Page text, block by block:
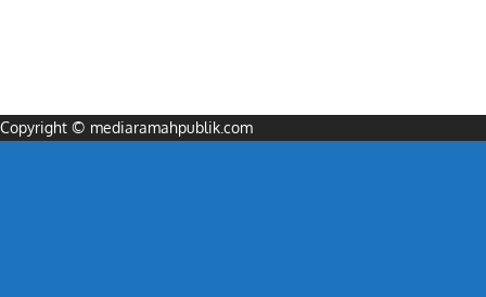
Copyright © mediaramahpublik.com